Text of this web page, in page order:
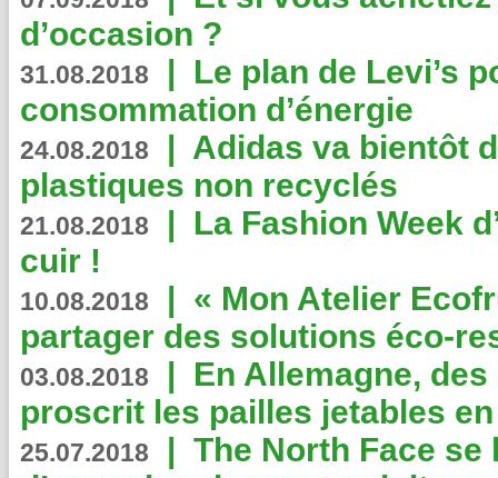
d’occasion ?
31.08.2018 | Le plan de Levi’s
consommation d’énergie
24.08.2018 | Adidas va bientôt
plastiques non recyclés
21.08.2018 | La Fashion Week
cuir !
10.08.2018 | « Mon Atelier
partager des solutions éco-
03.08.2018 | En Allemagne,
proscrit les pailles jetables
25.07.2018 | The North Face se